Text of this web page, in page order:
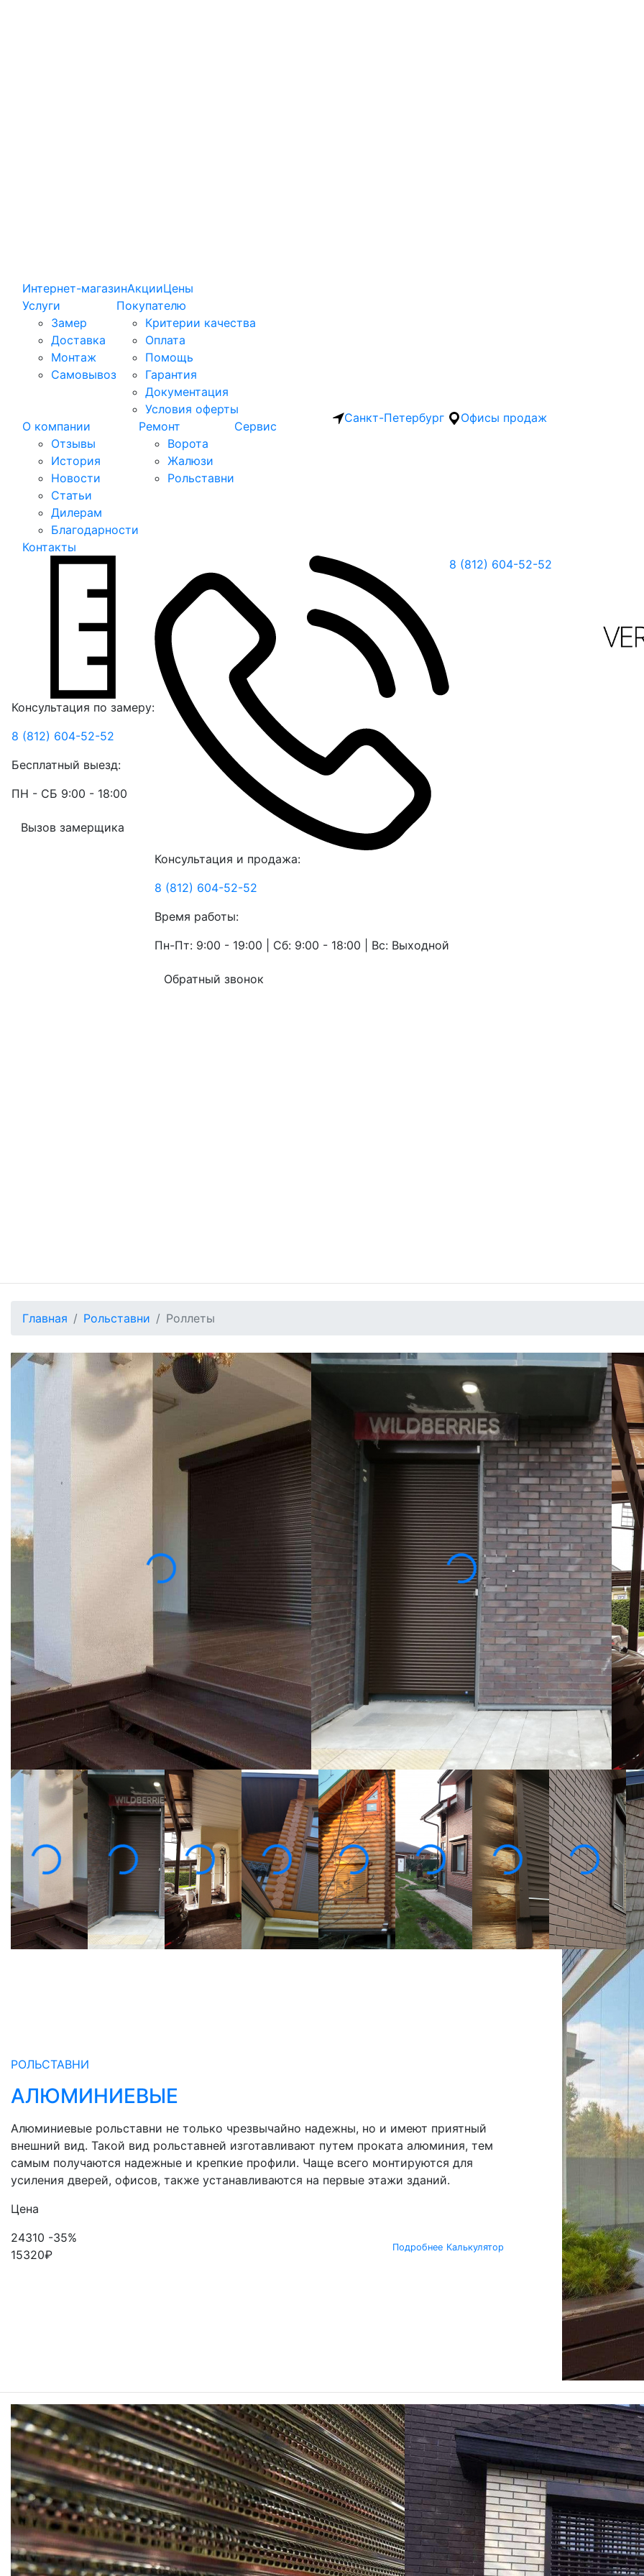
Интернет-магазинАкцииЦены
Услуги
Замер
Доставка
Монтаж
Самовывоз
Покупателю
Критерии качества
Оплата
Помощь
Гарантия
Документация
Условия оферты
О компании
Отзывы
История
Новости
Статьи
Дилерам
Благодарности
Ремонт
Ворота
Жалюзи
Рольставни
Сервис
Контакты
Санкт-Петербург Офисы продаж
Консультация по замеру:
8 (812) 604-52-52
Бесплатный выезд:
ПН - СБ 9:00 - 18:00
Вызов замерщика
Консультация и продажа:
8 (812) 604-52-52
Время работы:
Пн-Пт: 9:00 - 19:00 | Сб: 9:00 - 18:00 | Вс: Выходной
Обратный звонок
8 (812) 604-52-52
Главная Рольставни Роллеты
РОЛЬСТАВНИ
РОЛЛЕТЫ
Модельный ряд представленной
насчитывает множество наименований,
материалов. Роллеты не портят внешний
практически с любым экстерьером.
В зависимости от пожеланий и
конструкцию с необходимым типом
Изготовим по вашим размерам
От производителя под ключ
2 года гарантии
Собственное производство
Замер, доставка и монтаж
бесплатно!
РОЛЬСТАВНИ
АЛЮМИНИЕВЫЕ
Алюминиевые рольставни не только чрезвычайно надежны, но и имеют приятный
внешний вид. Такой вид рольставней изготавливают путем проката алюминия, тем
самым получаются надежные и крепкие профили. Чаще всего монтируются для
усиления дверей, офисов, также устанавливаются на первые этажи зданий.
Цена
24310 -35%
15320₽
Подробнее Калькулятор
РОЛЬСТАВНИ
РЕШЕТЧАТЫЕ